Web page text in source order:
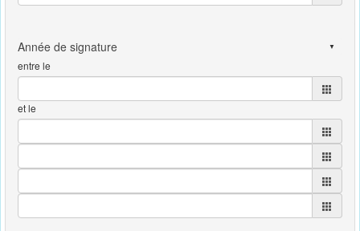
entre le
et le